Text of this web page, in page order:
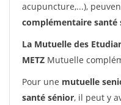
acupuncture,...),
complémentaire santé
La Mutuelle des
METZ Mutuelle
Pour une mutuelle
santé sénior, il peut y